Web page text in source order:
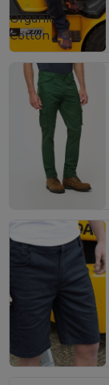
Organic
Cotton